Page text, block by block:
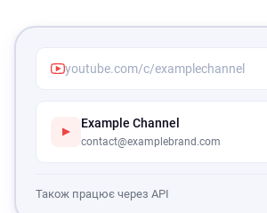
youtube.com/c/examplechannel
▶
Example Channel
contact@examplebrand.com
Також працює через API